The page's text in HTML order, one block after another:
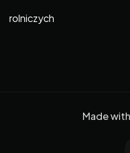
rolniczych
Made